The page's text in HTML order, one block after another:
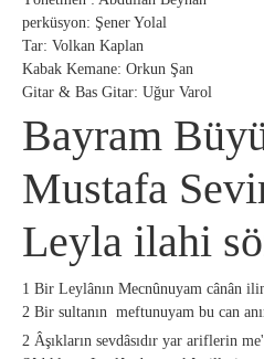
perküsyon: Şener Yolal
Tar: Volkan Kaplan
Kabak Kemane: Orkun Şan
Gitar & Bas Gitar: Uğur Varol
Bayram
Mustafa
Leyla ilahi
1 Bir Leylânın Mecnûnuyam cânân
2 Bir sultanın meftunuyam bu can
2 Âşıkların sevdâsıdır yar ariflerin